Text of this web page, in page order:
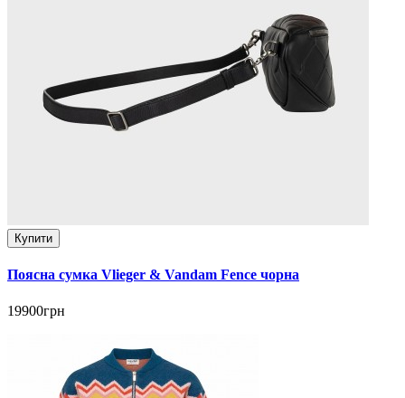
Купити
Поясна сумка Vlieger & Vandam Fence чорна
19900грн